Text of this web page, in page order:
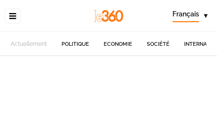
Français ▾
Actuellement POLITIQUE ECONOMIE SOCIÉTÉ